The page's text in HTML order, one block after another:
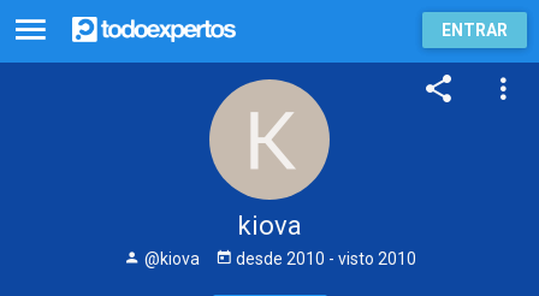
ENTRAR
kiova
@kiova desde 2010 - visto 2010